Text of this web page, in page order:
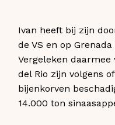
Ivan heeft bij zijn
de VS en op
Vergeleken
del Rio zijn volgens
bijenkorven
14.000 ton